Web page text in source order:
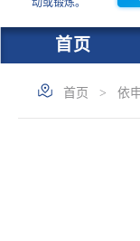
动或锻炼。
首页
首页 > 依